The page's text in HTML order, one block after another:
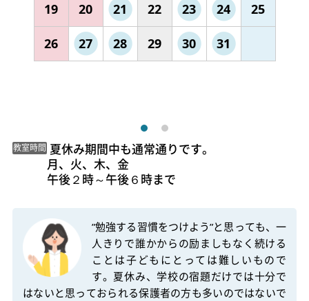
19 20 21 22 23 24 25
26 27 28 29 30 31
教室時間 夏休み期間中も通常通りです。
月、火、木、金
午後２時～午後６時まで
”勉強する習慣をつけよう”と思っても、一
人きりで誰かからの励ましもなく続ける
ことは子どもにとっては難しいもので
す。夏休み、学校の宿題だけでは十分で
はないと思っておられる保護者の方も多いのではないで